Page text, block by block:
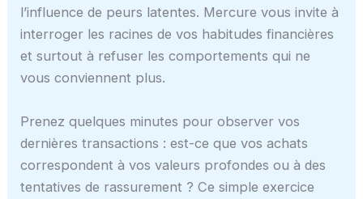
l’influence de peurs latentes. Mercure vous invite à
interroger les racines de vos habitudes financières
et surtout à refuser les comportements qui ne
vous conviennent plus.
Prenez quelques minutes pour observer vos
dernières transactions : est-ce que vos achats
correspondent à vos valeurs profondes ou à des
tentatives de rassurement ? Ce simple exercice